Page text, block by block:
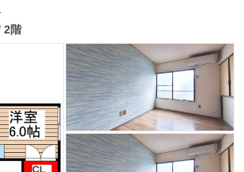
2階